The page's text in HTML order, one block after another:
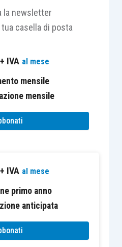
aspetto, l’attuale
nelle
differenti
inibisce il riporto delle
in cui lamaggioranza
aventi diritto di voto
da terzi e, al
modificata l’attività
esercitatanei periodi
consentire, poi, la
la newsletter
casella di posta
+ IVA al mese
mensile
mensile
+ IVA al mese
primo anno
anticipata